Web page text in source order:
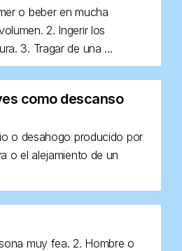
o beber en mucha
2. Ingerir los
3. Tragar de una ...
como descanso
o desahogo producido por
o el alejamiento de un
muy fea. 2. Hombre o